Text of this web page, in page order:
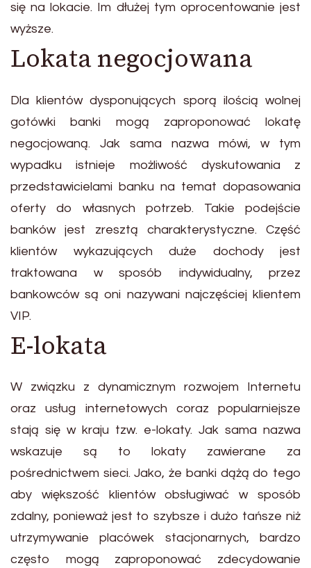
się na lokacie. Im dłużej tym oprocentowanie jest
wyższe.
Lokata negocjowana
Dla klientów dysponujących sporą ilością wolnej
gotówki banki mogą zaproponować lokatę
negocjowaną. Jak sama nazwa mówi, w tym
wypadku istnieje możliwość dyskutowania z
przedstawicielami banku na temat dopasowania
oferty do własnych potrzeb. Takie podejście
banków jest zresztą charakterystyczne. Część
klientów wykazujących duże dochody jest
traktowana w sposób indywidualny, przez
bankowców są oni nazywani najczęściej klientem
VIP.
E-lokata
W związku z dynamicznym rozwojem Internetu
oraz usług internetowych coraz popularniejsze
stają się w kraju tzw. e-lokaty. Jak sama nazwa
wskazuje są to lokaty zawierane za
pośrednictwem sieci. Jako, że banki dążą do tego
aby większość klientów obsługiwać w sposób
zdalny, ponieważ jest to szybsze i dużo tańsze niż
utrzymywanie placówek stacjonarnych, bardzo
często mogą zaproponować zdecydowanie